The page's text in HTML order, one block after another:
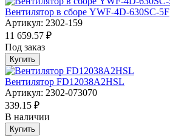
Вентилятор в сборе YWF-4D-630SC-5F
Артикул: 2302-159
11 659.57 ₽
Под заказ
Купить
Вентилятор FD12038A2HSL
Артикул: 2302-073070
339.15 ₽
В наличии
Купить